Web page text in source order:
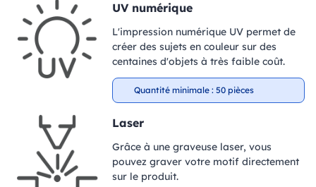
UV numérique
L'impression numérique UV permet de
créer des sujets en couleur sur des
centaines d'objets à très faible coût.
Quantité minimale : 50 pièces
Laser
Grâce à une graveuse laser, vous
pouvez graver votre motif directement
sur le produit.